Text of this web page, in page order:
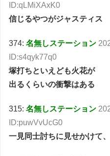
ID:qLMiXAxK0
信じるやつがジャスティス
374:名無しステーション
ID:s4qyk77q0
塚打ちといえども火花が
出るくらいの衝撃はある
315:名無しステーション
ID:puwVvUcG0
一見同士討ちに見せかけて、